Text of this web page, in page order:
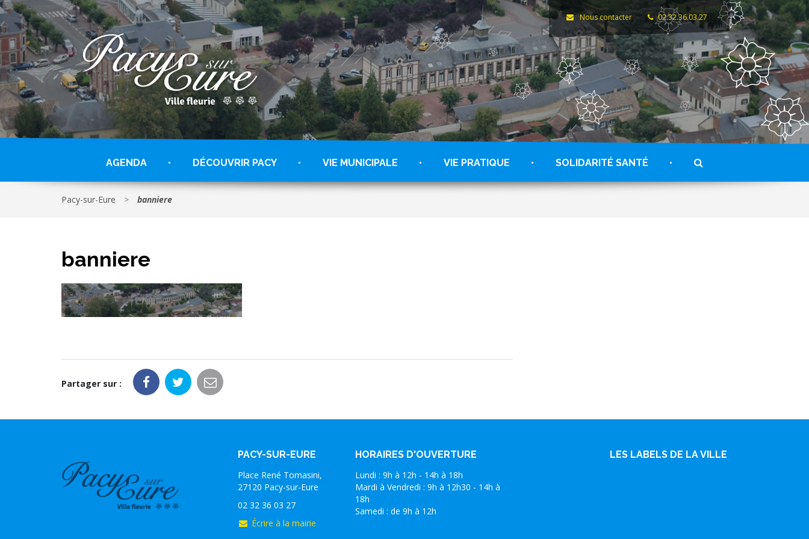
Gestion des traceurs
Nous contacter 02.32.36.03.27
AGENDA DÉCOUVRIR PACY VIE MUNICIPALE VIE PRATIQUE SOLIDARITÉ SANTÉ
Pacy-sur-Eure > banniere
banniere
Partager sur :
PACY-SUR-EURE
Place René Tomasini,
27120 Pacy-sur-Eure
02 32 36 03 27
Écrire à la mairie
HORAIRES D'OUVERTURE
Lundi : 9h à 12h - 14h à 18h
Mardi à Vendredi : 9h à 12h30 - 14h à
18h
Samedi : de 9h à 12h
LES LABELS DE LA VILLE